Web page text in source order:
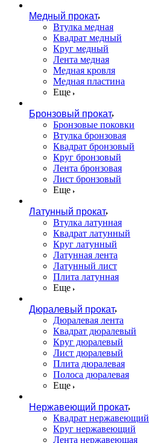
Медный прокат
Втулка медная
Квадрат медный
Круг медный
Лента медная
Медная кровля
Медная пластина
Еще
Бронзовый прокат
Бронзовые поковки
Втулка бронзовая
Квадрат бронзовый
Круг бронзовый
Лента бронзовая
Лист бронзовый
Еще
Латунный прокат
Втулка латунная
Квадрат латунный
Круг латунный
Латунная лента
Латунный лист
Плита латунная
Еще
Дюралевый прокат
Дюралевая лента
Квадрат дюралевый
Круг дюралевый
Лист дюралевый
Плита дюралевая
Полоса дюралевая
Еще
Нержавеющий прокат
Квадрат нержавеющий
Круг нержавеющий
Лента нержавеющая